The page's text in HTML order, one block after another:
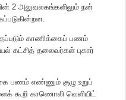
2 அலு​வல​கங்​களி​லும் நன்​
காணிக்​கைப் பணம்
கட்சித் தலை​வர்​கள் புகார்
பணம் எண்​ணும் குழு உறுப்​
கூறி காணொலி வெளி​யிட்​